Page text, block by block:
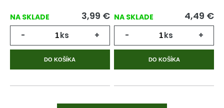
NA SKLADE 3,99 €
- ks +
DO KOŠÍKA
NA SKLADE 4,49 €
- ks +
DO KOŠÍKA